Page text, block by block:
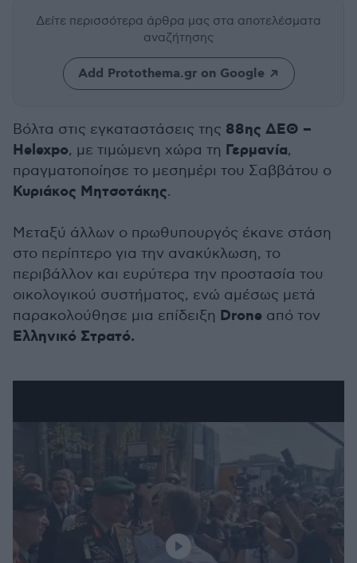
Δείτε περισσότερα άρθρα μας στα αποτελέσματα
αναζήτησης
Add Protothema.gr on Google
Βόλτα στις εγκαταστάσεις της 88ης ΔΕΘ –
Helexpo, με τιμώμενη χώρα τη Γερμανία,
πραγματοποίησε το μεσημέρι του Σαββάτου ο
Κυριάκος Μητσοτάκης.
Μεταξύ άλλων ο πρωθυπουργός έκανε στάση
στο περίπτερο για την ανακύκλωση, το
περιβάλλον και ευρύτερα την προστασία του
οικολογικού συστήματος, ενώ αμέσως μετά
παρακολούθησε μια επίδειξη Drone από τον
Ελληνικό Στρατό.